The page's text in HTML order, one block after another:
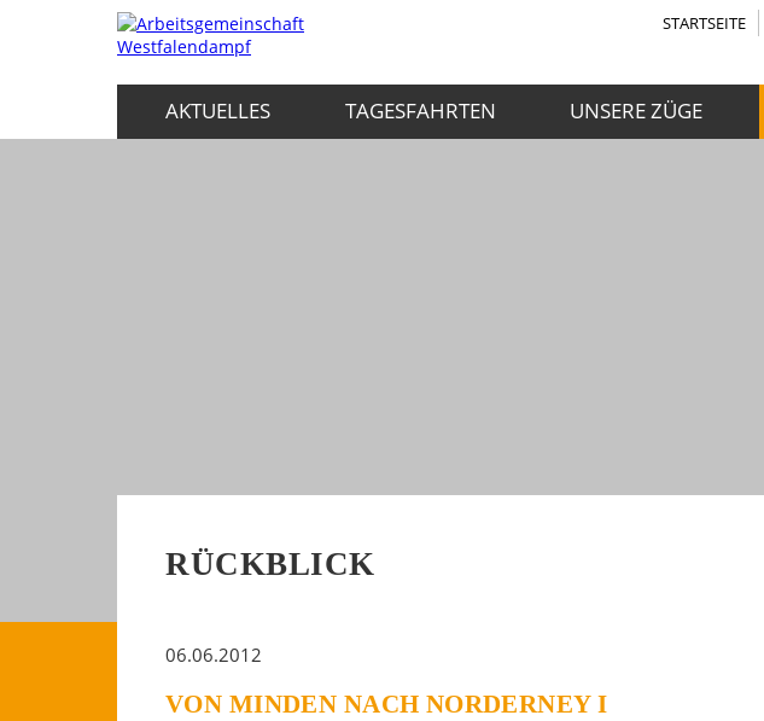
STARTSEITE
AKTUELLES TAGESFAHRTEN UNSERE ZÜGE
RÜCKBLICK
06.06.2012
VON MINDEN NACH NORDERNEY I